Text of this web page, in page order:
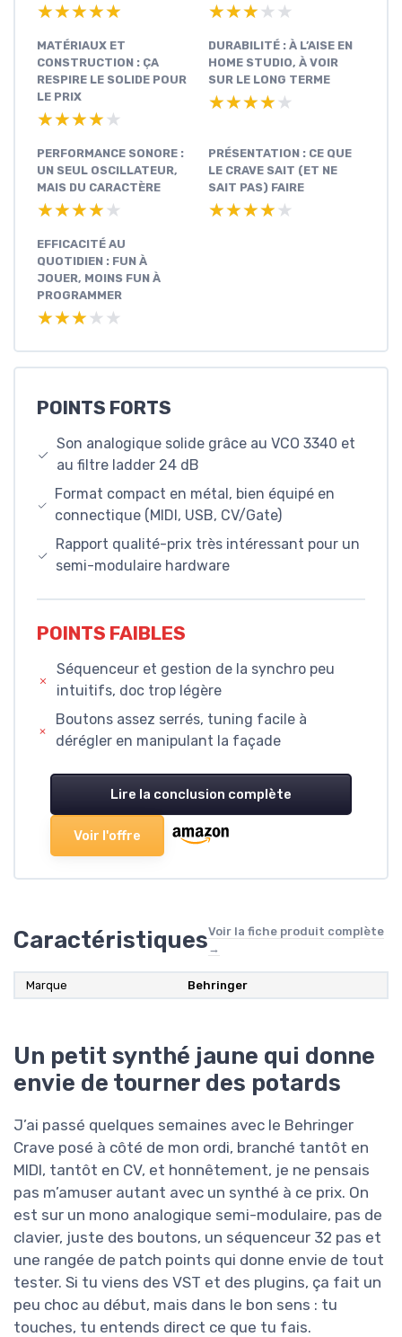
★★★★★
★★★★★ ★★★★★
★★★★★
MATÉRIAUX ET
CONSTRUCTION : ÇA
RESPIRE LE SOLIDE POUR
LE PRIX
★★★★★
★★★★★
DURABILITÉ : À L’AISE EN
HOME STUDIO, À VOIR
SUR LE LONG TERME
★★★★★
★★★★★
PERFORMANCE SONORE :
UN SEUL OSCILLATEUR,
MAIS DU CARACTÈRE
★★★★★
★★★★★
PRÉSENTATION : CE QUE
LE CRAVE SAIT (ET NE
SAIT PAS) FAIRE
★★★★★
★★★★★
EFFICACITÉ AU
QUOTIDIEN : FUN À
JOUER, MOINS FUN À
PROGRAMMER
★★★★★
★★★★★
POINTS FORTS
Son analogique solide grâce au VCO 3340 et
au filtre ladder 24 dB
Format compact en métal, bien équipé en
connectique (MIDI, USB, CV/Gate)
Rapport qualité-prix très intéressant pour un
semi-modulaire hardware
POINTS FAIBLES
Séquenceur et gestion de la synchro peu
intuitifs, doc trop légère
Boutons assez serrés, tuning facile à
dérégler en manipulant la façade
Lire la conclusion complète
Voir l'offre
CaractéristiquesVoir la fiche produit complète
→
Marque Behringer
Un petit synthé jaune qui donne
envie de tourner des potards
J’ai passé quelques semaines avec le Behringer
Crave posé à côté de mon ordi, branché tantôt en
MIDI, tantôt en CV, et honnêtement, je ne pensais
pas m’amuser autant avec un synthé à ce prix. On
est sur un mono analogique semi-modulaire, pas de
clavier, juste des boutons, un séquenceur 32 pas et
une rangée de patch points qui donne envie de tout
tester. Si tu viens des VST et des plugins, ça fait un
peu choc au début, mais dans le bon sens : tu
touches, tu entends direct ce que tu fais.